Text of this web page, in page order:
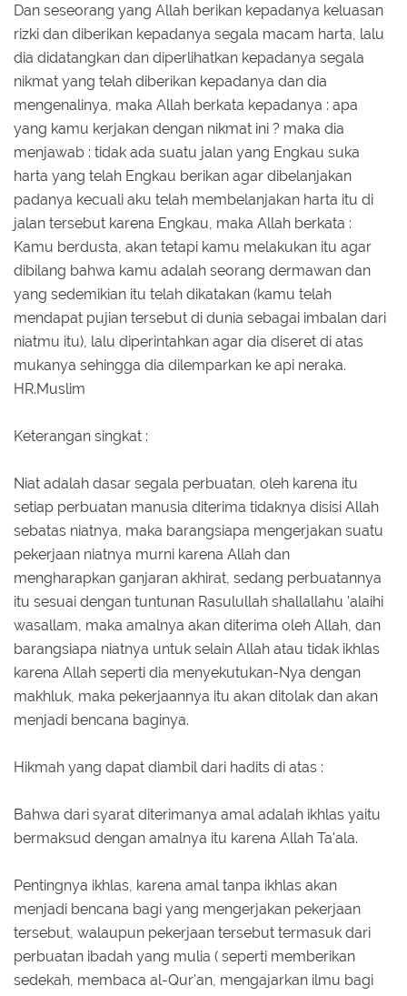
Dan seseorang yang Allah berikan kepadanya keluasan
rizki dan diberikan kepadanya segala macam harta, lalu
dia didatangkan dan diperlihatkan kepadanya segala
nikmat yang telah diberikan kepadanya dan dia
mengenalinya, maka Allah berkata kepadanya : apa
yang kamu kerjakan dengan nikmat ini ? maka dia
menjawab : tidak ada suatu jalan yang Engkau suka
harta yang telah Engkau berikan agar dibelanjakan
padanya kecuali aku telah membelanjakan harta itu di
jalan tersebut karena Engkau, maka Allah berkata :
Kamu berdusta, akan tetapi kamu melakukan itu agar
dibilang bahwa kamu adalah seorang dermawan dan
yang sedemikian itu telah dikatakan (kamu telah
mendapat pujian tersebut di dunia sebagai imbalan dari
niatmu itu), lalu diperintahkan agar dia diseret di atas
mukanya sehingga dia dilemparkan ke api neraka.
HR.Muslim
Keterangan singkat :
Niat adalah dasar segala perbuatan, oleh karena itu
setiap perbuatan manusia diterima tidaknya disisi Allah
sebatas niatnya, maka barangsiapa mengerjakan suatu
pekerjaan niatnya murni karena Allah dan
mengharapkan ganjaran akhirat, sedang perbuatannya
itu sesuai dengan tuntunan Rasulullah shallallahu 'alaihi
wasallam, maka amalnya akan diterima oleh Allah, dan
barangsiapa niatnya untuk selain Allah atau tidak ikhlas
karena Allah seperti dia menyekutukan-Nya dengan
makhluk, maka pekerjaannya itu akan ditolak dan akan
menjadi bencana baginya.
Hikmah yang dapat diambil dari hadits di atas :
Bahwa dari syarat diterimanya amal adalah ikhlas yaitu
bermaksud dengan amalnya itu karena Allah Ta'ala.
Pentingnya ikhlas, karena amal tanpa ikhlas akan
menjadi bencana bagi yang mengerjakan pekerjaan
tersebut, walaupun pekerjaan tersebut termasuk dari
perbuatan ibadah yang mulia ( seperti memberikan
sedekah, membaca al-Qur'an, mengajarkan ilmu bagi